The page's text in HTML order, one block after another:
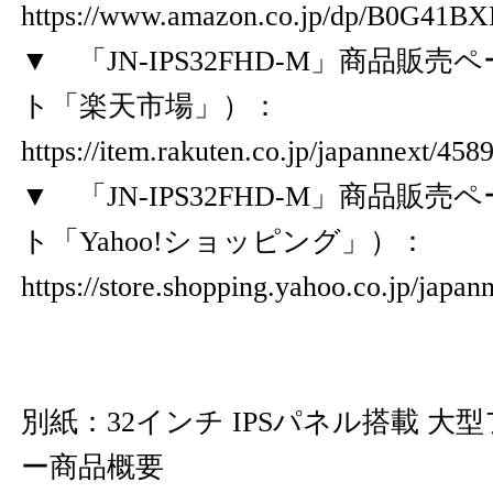
https://www.amazon.co.jp/dp/
▼ 「JN-IPS32FHD-M」商品販売ペ
ト「楽天市場」）：
https://item.rakuten.co.jp/japannext/
▼ 「JN-IPS32FHD-M」商品販売ペ
ト「Yahoo!ショッピング」）：
https://store.shopping.yahoo.co.jp/
別紙：32インチ IPSパネル搭載 大
ー商品概要